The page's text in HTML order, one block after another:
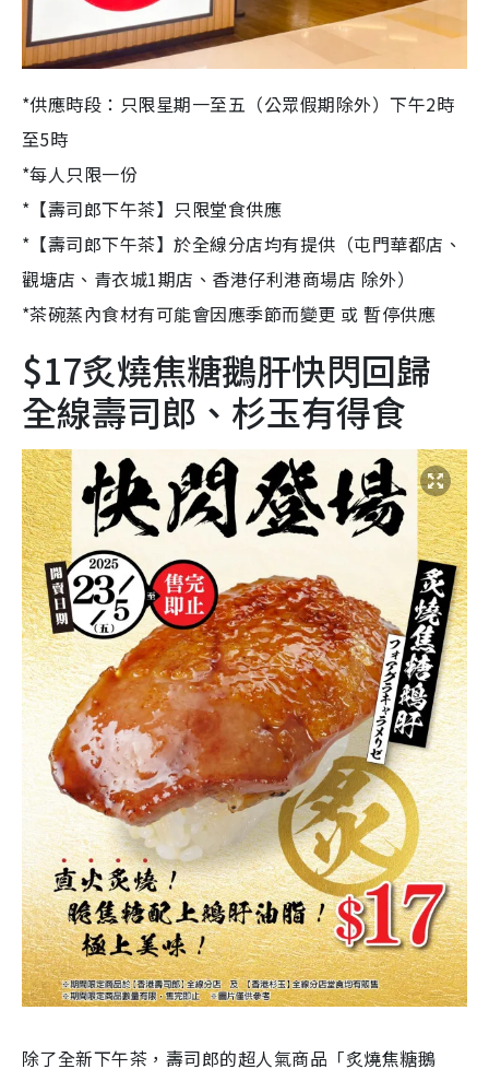
*供應時段：只限星期一至五（公眾假期除外）下午2時
至5時
*每人只限一份
*【壽司郎下午茶】只限堂食供應
*【壽司郎下午茶】於全線分店均有提供（屯門華都店、
觀塘店、青衣城1期店、香港仔利港商場店 除外）
*茶碗蒸內食材有可能會因應季節而變更 或 暫停供應
$17炙燒焦糖鵝肝快閃回歸
全線壽司郎、杉玉有得食
除了全新下午茶，壽司郎的超人氣商品「炙燒焦糖鵝